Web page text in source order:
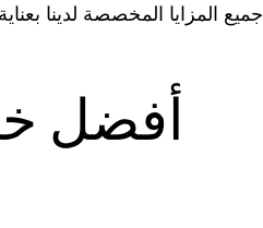
جميع المزايا المخصصة لدينا
أفضل